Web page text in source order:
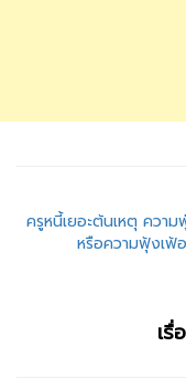
แนะแนว
เรื่อง
ครูหนี้เยอะต้นเหตุ ควา
หรือความฟุ้งเฟ้อ
เ